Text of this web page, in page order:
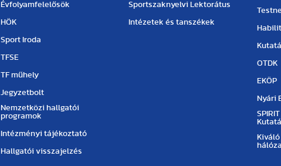
Évfolyamfelelősök
HÖK
Sport Iroda
TFSE
TF műhely
Jegyzetbolt
Nemzetközi hallgatói
programok
Intézményi tájékoztató
Hallgatói visszajelzés
Sportszaknyelvi Lektorátus
Intézetek és tanszékek
OTDK
EKÖP
Nyári